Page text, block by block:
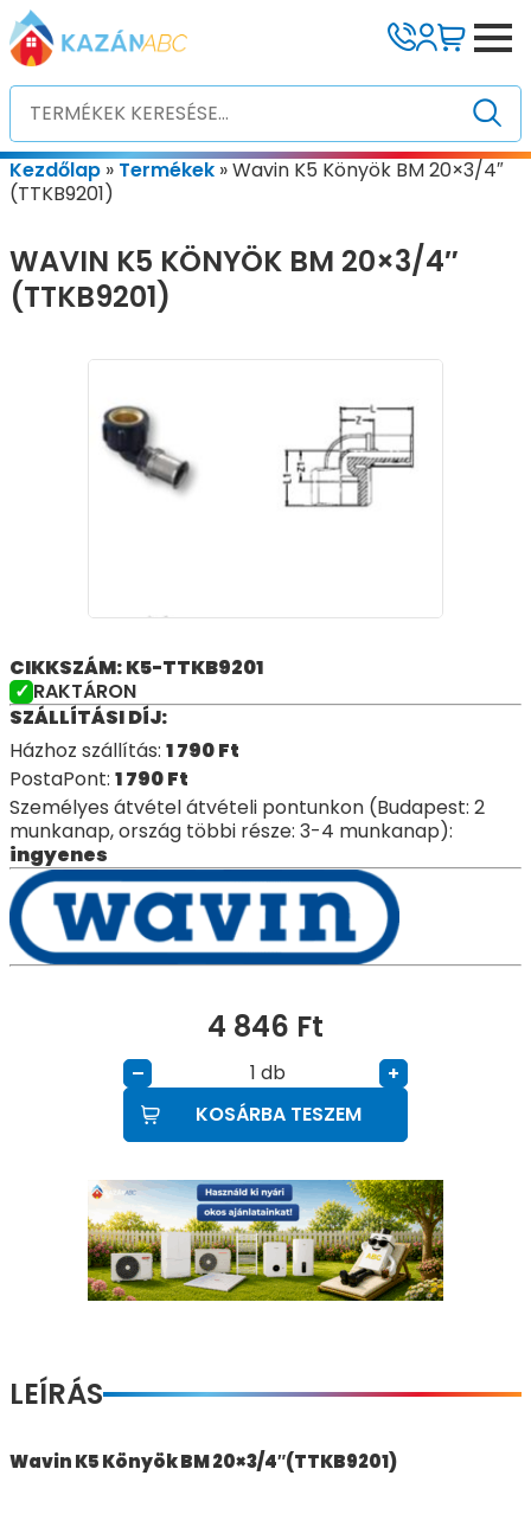
Kezdőlap » Termékek »Wavin K5 Könyök BM 20×3/4″
(TTKB9201)
WAVIN K5 KÖNYÖK BM 20×3/4″
(TTKB9201)
CIKKSZÁM: K5-TTKB9201
RAKTÁRON
SZÁLLÍTÁSI DÍJ:
Házhoz szállítás: 1 790Ft
PostaPont: 1 790Ft
Személyes átvétel átvételi pontunkon (Budapest: 2
munkanap, ország többi része: 3-4 munkanap):
ingyenes
4 846 Ft
– db
+
KOSÁRBA TESZEM
LEÍRÁS
Wavin K5 Könyök BM 20×3/4″(TTKB9201)